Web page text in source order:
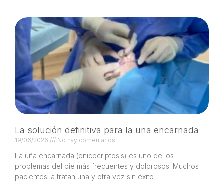
La solución definitiva para la uña encarnada
19/06/2026 No hay comentarios
La uña encarnada (onicocriptosis) es uno de los
problemas del pie más frecuentes y dolorosos. Muchos
pacientes la tratan una y otra vez sin éxito